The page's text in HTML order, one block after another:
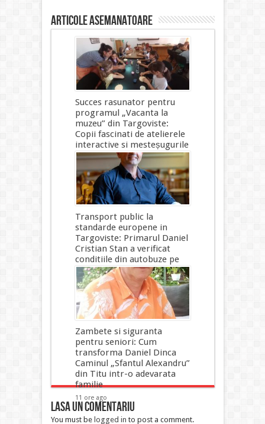
Articole asemanatoare
Succes rasunator pentru
programul „Vacanta la
muzeu” din Targoviste:
Copii fascinati de atelierele
interactive si mesteșugurile
traditionale
10 ore ago
Transport public la
standarde europene in
Targoviste: Primarul Daniel
Cristian Stan a verificat
conditiile din autobuze pe
timp de canicula
10 ore ago
Zambete si siguranta
pentru seniori: Cum
transforma Daniel Dinca
Caminul „Sfantul Alexandru”
din Titu intr-o adevarata
familie
11 ore ago
Lasa un comentariu
You must be logged in to post a comment.